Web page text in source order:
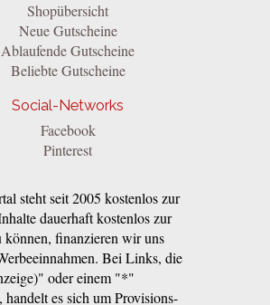
Shopübersicht
Neue Gutscheine
Ablaufende Gutscheine
Beliebte Gutscheine
Social-Networks
Facebook
Pinterest
steht seit 2005 kostenlos zur
dauerhaft kostenlos zur
finanzieren wir uns
Bei Links, die
oder einem "*"
handelt es sich um Provisions-